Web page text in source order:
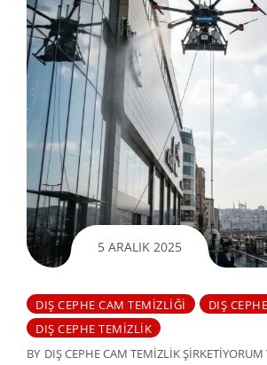
5 ARALIK 2025
DIŞ CEPHE CAM TEMIZLIĞI
DIŞ
DIŞ CEPHE TEMIZLIK
BY DIŞ CEPHE CAM TEMIZLIK ŞIRKETIYORUM